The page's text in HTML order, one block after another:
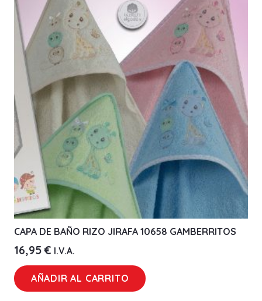
CAPA DE BAÑO RIZO JIRAFA 10658 GAMBERRITOS
16,95€ I.V.A.
AÑADIR AL CARRITO